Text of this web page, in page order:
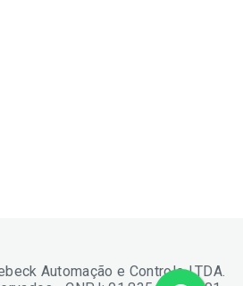
Automação e Controle LTDA.